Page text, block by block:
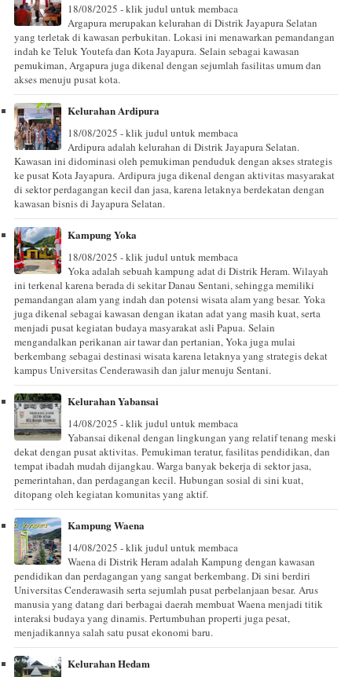
18/08/2025 - klik judul untuk membaca
Argapura merupakan kelurahan di Distrik Jayapura Selatan
yang terletak di kawasan perbukitan. Lokasi ini menawarkan pemandangan
indah ke Teluk Youtefa dan Kota Jayapura. Selain sebagai kawasan
pemukiman, Argapura juga dikenal dengan sejumlah fasilitas umum dan
akses menuju pusat kota.
Kelurahan Ardipura
18/08/2025 - klik judul untuk membaca
Ardipura adalah kelurahan di Distrik Jayapura Selatan.
Kawasan ini didominasi oleh pemukiman penduduk dengan akses strategis
ke pusat Kota Jayapura. Ardipura juga dikenal dengan aktivitas masyarakat
di sektor perdagangan kecil dan jasa, karena letaknya berdekatan dengan
kawasan bisnis di Jayapura Selatan.
Kampung Yoka
18/08/2025 - klik judul untuk membaca
Yoka adalah sebuah kampung adat di Distrik Heram. Wilayah
ini terkenal karena berada di sekitar Danau Sentani, sehingga memiliki
pemandangan alam yang indah dan potensi wisata alam yang besar. Yoka
juga dikenal sebagai kawasan dengan ikatan adat yang masih kuat, serta
menjadi pusat kegiatan budaya masyarakat asli Papua. Selain
mengandalkan perikanan air tawar dan pertanian, Yoka juga mulai
berkembang sebagai destinasi wisata karena letaknya yang strategis dekat
kampus Universitas Cenderawasih dan jalur menuju Sentani.
Kelurahan Yabansai
14/08/2025 - klik judul untuk membaca
Yabansai dikenal dengan lingkungan yang relatif tenang meski
dekat dengan pusat aktivitas. Pemukiman teratur, fasilitas pendidikan, dan
tempat ibadah mudah dijangkau. Warga banyak bekerja di sektor jasa,
pemerintahan, dan perdagangan kecil. Hubungan sosial di sini kuat,
ditopang oleh kegiatan komunitas yang aktif.
Kampung Waena
14/08/2025 - klik judul untuk membaca
Waena di Distrik Heram adalah Kampung dengan kawasan
pendidikan dan perdagangan yang sangat berkembang. Di sini berdiri
Universitas Cenderawasih serta sejumlah pusat perbelanjaan besar. Arus
manusia yang datang dari berbagai daerah membuat Waena menjadi titik
interaksi budaya yang dinamis. Pertumbuhan properti juga pesat,
menjadikannya salah satu pusat ekonomi baru.
Kelurahan Hedam